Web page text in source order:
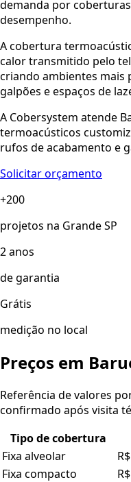
demanda por
desempenho.
A cobertura
calor transmitido pelo
criando ambientes mais
galpões e espaços de
A Cobersystem atende
termoacústicos
rufos de acabamento e
Solicitar orçamento
+200
projetos na Grande SP
2 anos
de garantia
Grátis
medição no local
Preços em
Referência de valores
confirmado após visita
Tipo de cobertura
Fixa alveolar
Fixa compacto